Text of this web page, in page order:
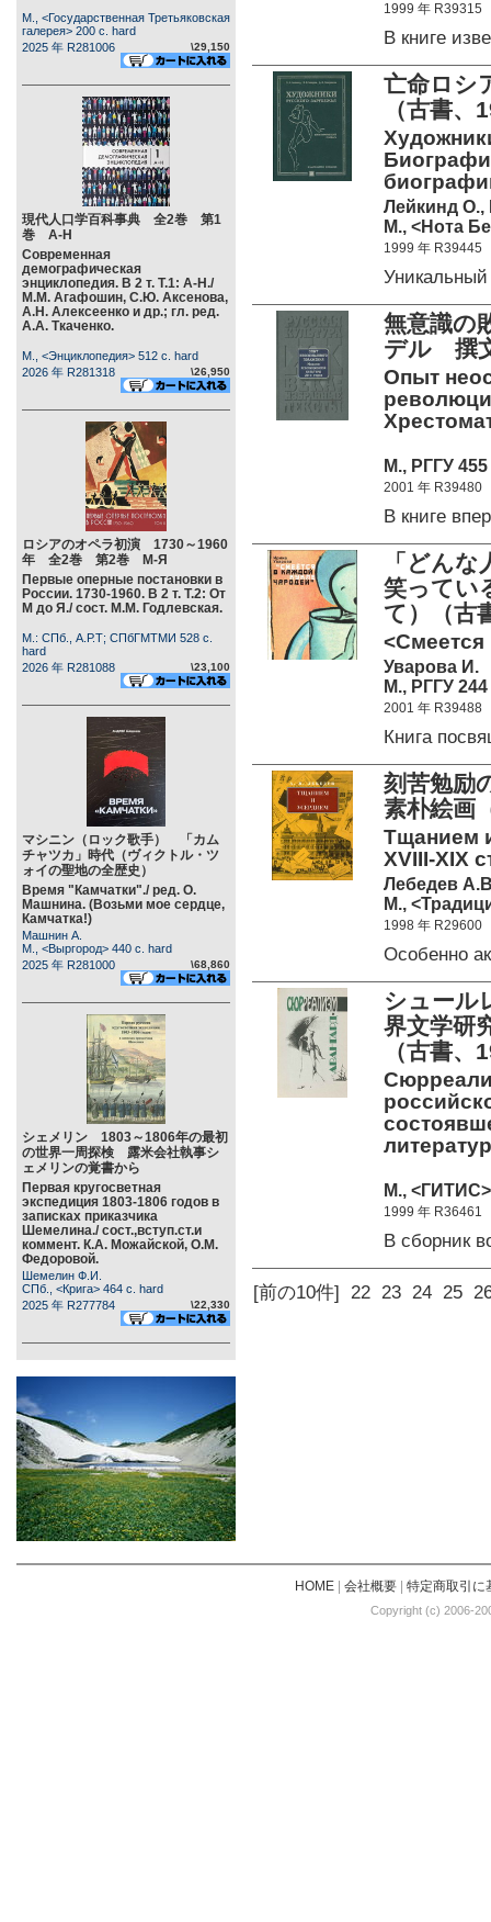
М., <Государственная Третьяковская
галерея> 200 c. hard
2025 年 R281006
\29,150
現代人口学百科事典 全2巻 第1
巻 А-Н
Современная
демографическая
энциклопедия. В 2 т. Т.1: А-Н./
М.М. Агафошин, С.Ю. Аксенова,
А.Н. Алексеенко и др.; гл. ред.
А.А. Ткаченко.
М., <Энциклопедия> 512 c. hard
2026 年 R281318
\26,950
ロシアのオペラ初演 1730～1960
年 全2巻 第2巻 М-Я
Первые оперные постановки в
России. 1730-1960. В 2 т. Т.2: От
М до Я./ сост. М.М. Годлевская.
М.: СПб., А.Р.Т; СПбГМТМИ 528 c.
hard
2026 年 R281088
\23,100
マシニン（ロック歌手） 「カム
チャツカ」時代（ヴィクトル・ツ
ォイの聖地の全歴史）
Время "Камчатки"./ ред. О.
Машнина. (Возьми мое сердце,
Камчатка!)
Машнин А.
М., <Выргород> 440 c. hard
2025 年 R281000
\68,860
シェメリン 1803～1806年の最初
の世界一周探検 露米会社執事シ
ェメリンの覚書から
Первая кругосветная
экспедиция 1803-1806 годов в
записках приказчика
Шемелина./ сост.,вступ.ст.и
коммент. К.А. Можайской, О.М.
Федоровой.
Шемелин Ф.И.
СПб., <Крига> 464 c. hard
2025 年 R277784
\22,330
1999 年 R39315
В книге
亡命ロシ
（古書、
Лейкинд О.,
М., <Нота
1999 年 R39445
Уникальный
無意識の
デル 撰
Опыт
М., РГГУ
2001 年 R39480
В книге
「どん
笑ってい
て）（古
<Смеется
Уварова И.
М., РГГУ
2001 年 R39488
Книга
刻苦勉励
素朴絵画
Тщанием
XVIII-XIX
Лебедев
М.,
1998 年 R29600
Особенно
シュー
界文学研
（古書、
М., <ГИТИС>
1999 年 R36461
В сборник
[前の10件] 22 23 24 25
HOME| 会社概要| 特定商取引に
Copyright (c) 2006-